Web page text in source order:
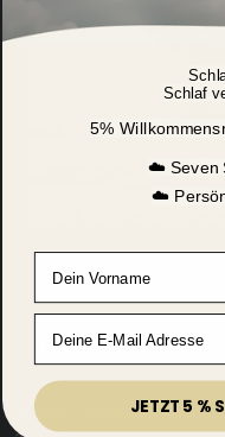
Sign up and be the first
Schlaf
5%
☁️ Seven
☁️
JETZT 5 %